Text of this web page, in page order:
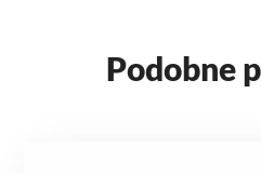
Podobne